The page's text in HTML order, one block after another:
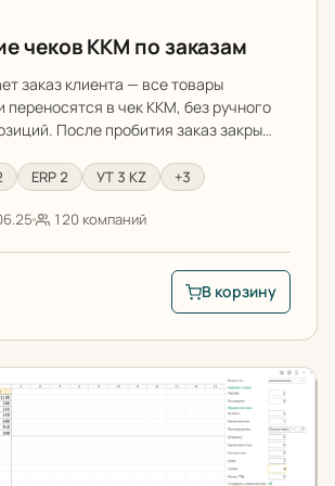
чеков ККМ по заказам
заказ клиента — все товары
переносятся в чек ККМ, без ручного
После пробития заказ закры…
ERP 2 УТ 3 KZ +3
120 компаний
В корзину:
В корзину
продаж в 1С